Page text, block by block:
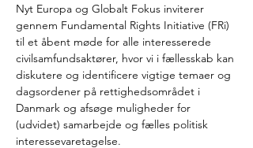
Nyt Europa og Globalt Fokus inviterer
gennem Fundamental Rights Initiative (FRi)
til et åbent møde for alle interesserede
civilsamfundsaktører, hvor vi i fællesskab kan
diskutere og identificere vigtige temaer og
dagsordener på rettighedsområdet i
Danmark og afsøge muligheder for
(udvidet) samarbejde og fælles politisk
interessevaretagelse.